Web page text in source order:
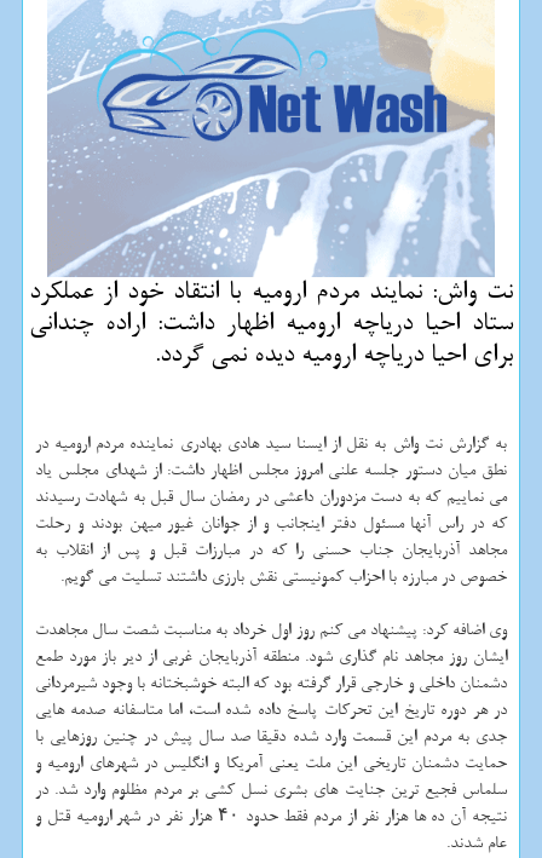
نت واش: نمایند مردم ارومیه با انتقاد خود از عملكرد
ستاد احیا دریاچه ارومیه اظهار داشت: اراده چندانی
برای احیا دریاچه ارومیه دیده نمی گردد.
به گزارش نت واش به نقل از ایسنا سید هادی بهادری نماینده مردم ارومیه در
نطق میان دستور جلسه علنی امروز مجلس اظهار داشت: از شهدای مجلس یاد
می نماییم كه به دست مزدوران داعشی در رمضان سال قبل به شهادت رسیدند
كه در راس آنها مسئول دفتر اینجانب و از جوانان غیور میهن بودند و رحلت
مجاهد آذربایجان جناب حسنی را كه در مبارزات قبل و پس از انقلاب به
خصوص در مبارزه با احزاب كمونیستی نقش بارزی داشتند تسلیت می گویم.
وی اضافه كرد: پیشنهاد می كنم روز اول خرداد به مناسبت شصت سال مجاهدت
ایشان روز مجاهد نام گذاری شود. منطقه آذربایجان غربی از دیر باز مورد طمع
دشمنان داخلی و خارجی قرار گرفته بود كه البته خوشبختانه با وجود شیرمردانی
در هر دوره تاریخ این تحركات پاسخ داده شده است، اما متاسفانه صدمه هایی
جدی به مردم این قسمت وارد شده دقیقا صد سال پیش در چنین روزهایی با
حمایت دشمنان تاریخی این ملت یعنی آمریكا و انگلیس در شهرهای ارومیه و
سلماس فجیع ترین جنایت های بشری نسل كشی بر مردم مظلوم وارد شد. در
نتیجه آن ده ها هزار نفر از مردم فقط حدود ۴۰ هزار نفر در شهر ارومیه قتل و
عام شدند.